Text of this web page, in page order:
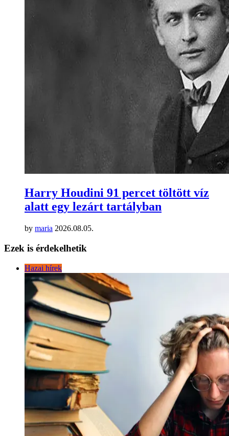
Harry Houdini 91 percet töltött víz
alatt egy lezárt tartályban
by maria 2026.08.05.
Ezek is érdekelhetik
Hazai hírek